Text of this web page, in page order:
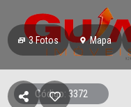
3Fotos Mapa
Código: 3372